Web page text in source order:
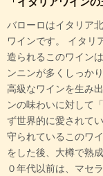
バローロはイタリア
ワインです。 イタリ
造られるこのワイン
ンニンが多くしっか
高級なワインを生み
ンの味わいに対して
ず世界的に愛されて
守られているこのワ
をした後、大樽で熟
０年代以前は、マセ